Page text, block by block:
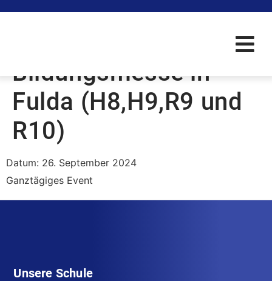
Bildungsmesse in
Fulda (H8,H9,R9 und
R10)
Datum: 26. September 2024
Ganztägiges Event
Unsere Schule